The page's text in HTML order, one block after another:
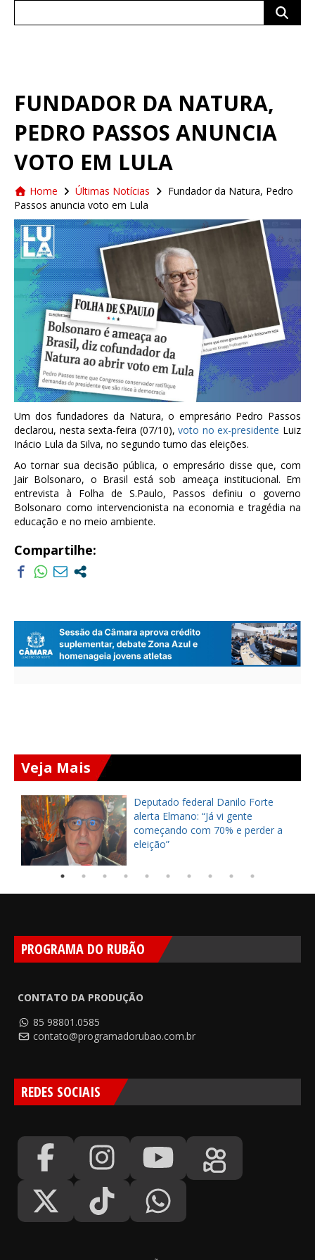
FUNDADOR DA NATURA,
PEDRO PASSOS ANUNCIA
VOTO EM LULA
Home Últimas Notícias
Fundador da Natura, Pedro
Passos anuncia voto em Lula
Um dos fundadores da Natura, o empresário Pedro Passos
declarou, nesta sexta-feira (07/10),voto no ex-presidente Luiz
Inácio Lula da Silva, no segundo turno das eleições.
Ao tornar sua decisão pública, o empresário disse que, com
Jair Bolsonaro, o Brasil está sob ameaça institucional. Em
entrevista à Folha de S.Paulo, Passos definiu o governo
Bolsonaro como intervencionista na economia e tragédia na
educação e no meio ambiente.
Compartilhe:
Veja Mais
Deputado federal Danilo Forte
alerta Elmano: “Já vi gente
começando com 70% e perder a
eleição”
PROGRAMA DO RUBÃO
CONTATO DA PRODUÇÃO
85 98801.0585
contato@programadorubao.com.br
REDES SOCIAIS